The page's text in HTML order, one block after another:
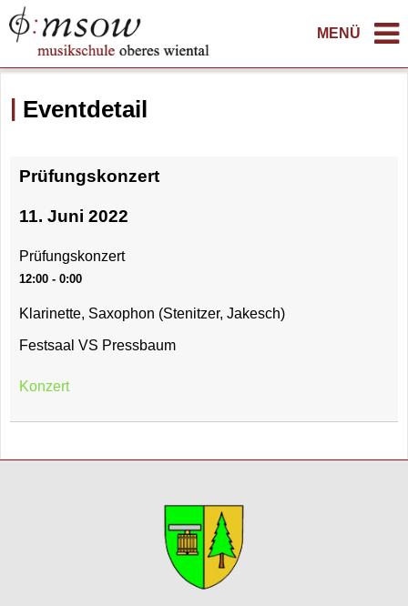
MENÜ
Eventdetail
Prüfungskonzert
11. Juni 2022
Prüfungskonzert
12:00 - 0:00
Klarinette, Saxophon (Stenitzer, Jakesch)
Festsaal VS Pressbaum
Konzert